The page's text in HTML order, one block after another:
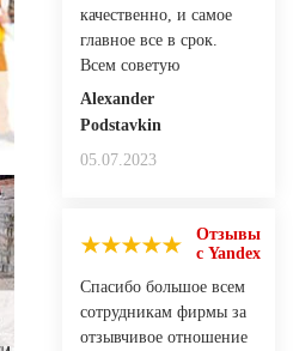
качественно, и самое
главное все в срок.
Всем советую
Alexander
Podstavkin
05.07.2023
Отзывы
с Yandex
Спасибо большое всем
сотрудникам фирмы за
отзывчивое отношение